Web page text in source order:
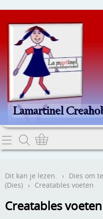
Home
Contact
Webwinkel
Dit kan je lezen. › Dies om
(Dies) › Creatables voeten
Creatables voeten